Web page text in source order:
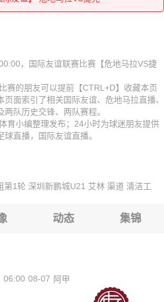
友谊】 危地马拉VS捷克
友谊】 危地马拉VS捷克
友谊】 危地马拉VS捷克
友谊】 危地马拉VS捷克
友谊】 危地马拉VS捷克
友谊】 危地马拉VS捷克
友谊】 危地马拉VS捷克
，国际友谊联赛比赛【危地马拉VS捷
赛的朋友可以提前【CTRL+D】收藏本页
面索引了相关国际友谊、危地马拉直播、
队历史交锋、两队赛程。
育小编整理发布；24小时为球迷朋友提供
直播，国际友谊直播。
第1轮 深圳新鹏城U21 艾林 渠道 清洁工
动态 集锦
08-07
06:00 阿甲